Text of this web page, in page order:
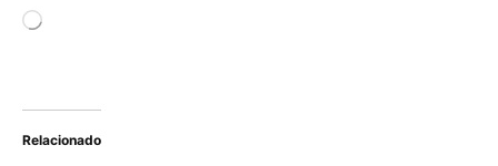
g
Relacionado